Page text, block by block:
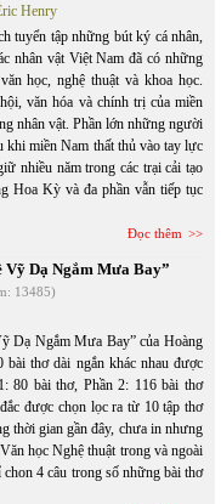
Henry
tuyển tập những bút ký cá nhân,
nhân vật Việt Nam đã có những
học, nghệ thuật và khoa học.
văn hóa và chính trị của miền
nhân vật. Phần lớn những người
khi miền Nam thất thủ vào tay lực
nhiều năm trong các trại cải tạo
Hoa Kỳ và đa phần vẫn tiếp tục
Đọc thêm
Dạ Ngắm Mưa Bay”
13485)
Dạ Ngắm Mưa Bay” của Hoàng
thơ dài ngắn khác nhau được
80 bài thơ, Phần 2: 116 bài thơ
được chọn lọc ra từ 10 tập thơ
thời gian gần đây, chưa in nhưng
học Nghệ thuật trong và ngoài
4 câu trong số những bài thơ